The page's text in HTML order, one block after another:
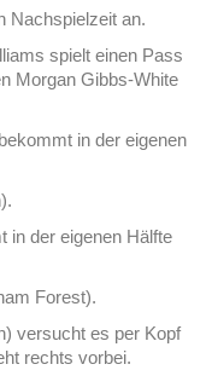
Nachspielzeit an.
spielt einen Pass
Morgan Gibbs-White
in der eigenen
in der eigenen Hälfte
Forest).
versucht es per Kopf
rechts vorbei.